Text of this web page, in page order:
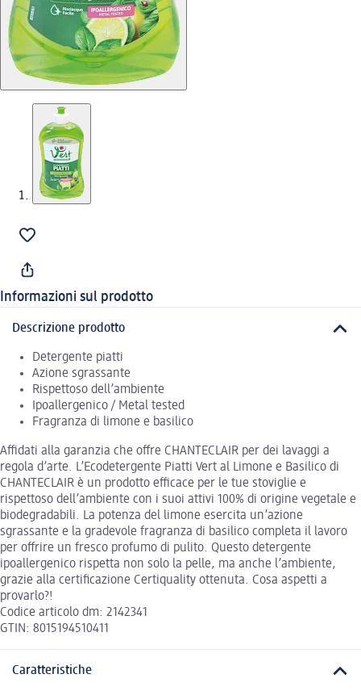
Informazioni sul prodotto
Descrizione prodotto
Detergente piatti
Azione sgrassante
Rispettoso dell’ambiente
Ipoallergenico / Metal tested
Fragranza di limone e basilico
Affidati alla garanzia che offre CHANTECLAIR per dei lavaggi a
regola d’arte. L’Ecodetergente Piatti Vert al Limone e Basilico di
CHANTECLAIR è un prodotto efficace per le tue stoviglie e
rispettoso dell’ambiente con i suoi attivi 100% di origine vegetale e
biodegradabili. La potenza del limone esercita un’azione
sgrassante e la gradevole fragranza di basilico completa il lavoro
per offrire un fresco profumo di pulito. Questo detergente
ipoallergenico rispetta non solo la pelle, ma anche l’ambiente,
grazie alla certificazione Certiquality ottenuta. Cosa aspetti a
provarlo?!
Codice articolo dm: 2142341
GTIN: 8015194510411
Caratteristiche